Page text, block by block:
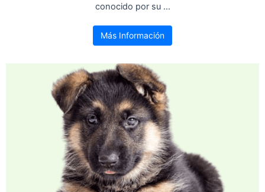
conocido por su ...
Más Información